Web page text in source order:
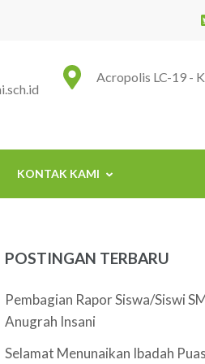
Insani Acropolis LC-19 -
KONTAK KAMI
POSTINGAN TERBARU
Pembagian Rapor Siswa/Siswi
Anugrah Insani
Selamat Menunaikan Ibadah